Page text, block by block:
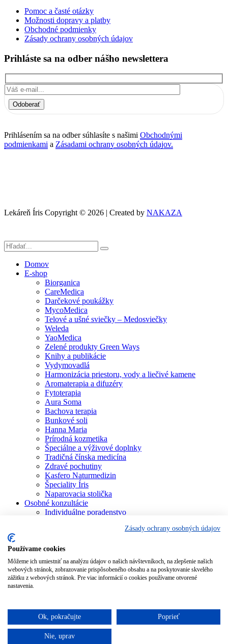
Pomoc a časté otázky
Možnosti dopravy a platby
Obchodné podmienky
Zásady ochrany osobných údajov
Prihláste sa na odber nášho newslettera
Odoberať
Prihlásením sa na odber súhlasíte s našimi Obchodnými
podmienkami a Zásadami ochrany osobných údajov.
Lekáreň Íris Copyright © 2026 | Created by NAKAZA
Domov
E-shop
Biorganica
CareMedica
Darčekové poukážky
MycoMedica
Telové a ušné sviečky – Medosviečky
Weleda
YaoMedica
Zelené produkty Green Ways
Knihy a publikácie
Vydymovadlá
Harmonizácia priestoru, vody a liečivé kamene
Aromaterapia a difuzéry
Fytoterapia
Aura Soma
Bachova terapia
Bunkové soli
Hanna Maria
Prírodná kozmetika
Špeciálne a výživové doplnky
Tradičná čínska medicína
Zdravé pochutiny
Kasfero Naturmedizin
Špeciality Íris
Naparovacia stolička
Osobné konzultácie
Individuálne poradenstvo
Aromaterapia
Homeopatia
Individuálna a partnerská numerológia
Numerológia – kľúč života
Blog
Podporujeme
Zásady ochrany osobných údajov
Používame cookies
Môžeme ich umiestniť na analýzu údajov o našich návštevníkoch, na zlepšenie našich
webových stránok, zobrazovanie prispôsobeného obsahu a na poskytovanie skvelého
zážitku z webových stránok. Pre viac informácií o cookies používame otvorené
nastavenia.
Ok, pokračujte Poprieť
Nie, uprav